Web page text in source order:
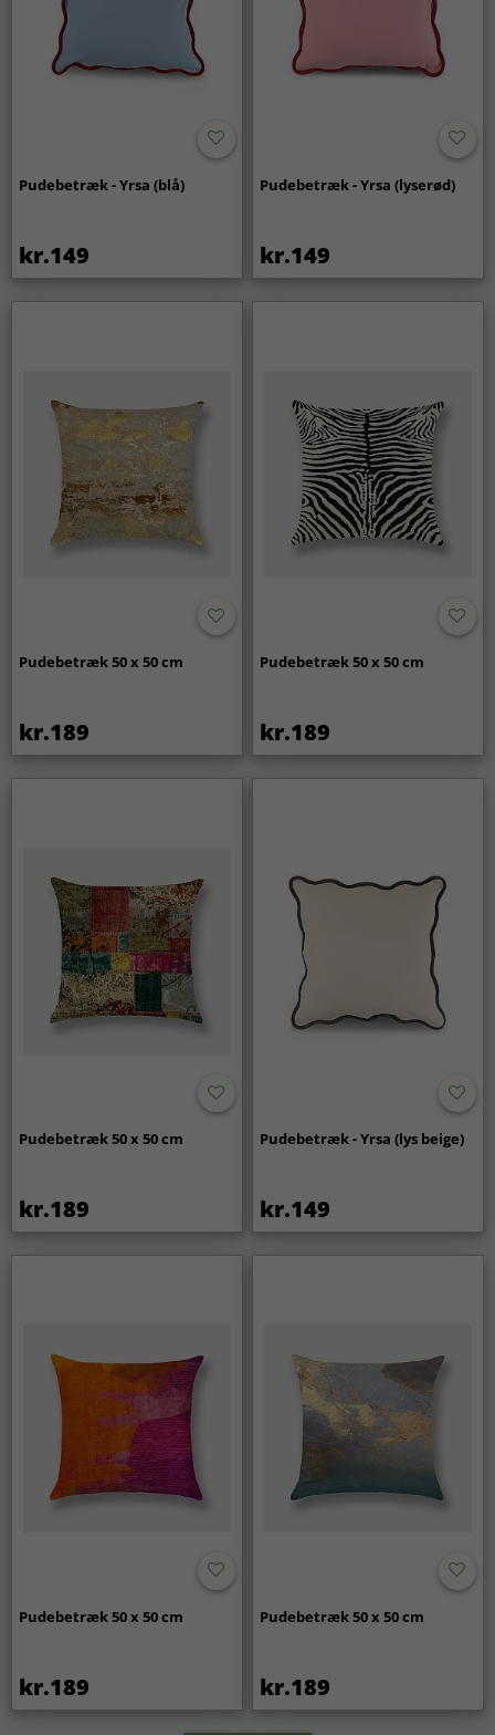
Pudebetræk - Yrsa (blå)
kr.149
Pudebetræk - Yrsa (lyserød)
kr.149
Pudebetræk 50 x 50 cm
kr.189
Pudebetræk 50 x 50 cm
kr.189
Pudebetræk 50 x 50 cm
kr.189
Pudebetræk - Yrsa (lys beige)
kr.149
Pudebetræk 50 x 50 cm
kr.189
Pudebetræk 50 x 50 cm
kr.189